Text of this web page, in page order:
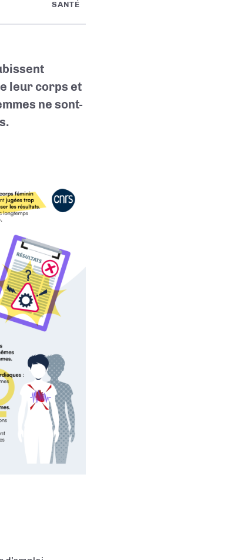
SANTÉ
leur corps et
ne sont-